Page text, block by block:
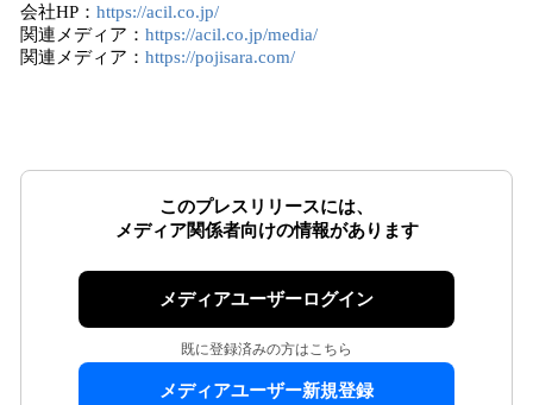
会社HP： https://acil.co.jp/
関連メディア： https://acil.co.jp/media/
関連メディア： https://pojisara.com/
このプレスリリースには、
メディア関係者向けの情報があります
メディアユーザーログイン
既に登録済みの方はこちら
メディアユーザー新規登録